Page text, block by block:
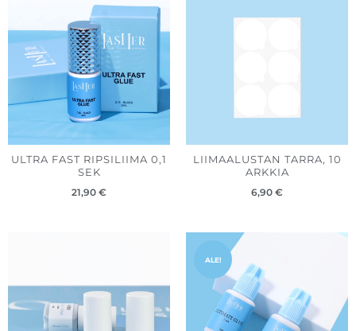
ULTRA FAST RIPSILIIMA 0,1
SEK
21,90 €
LIIMAALUSTAN TARRA, 10
ARKKIA
6,90 €
ALE!